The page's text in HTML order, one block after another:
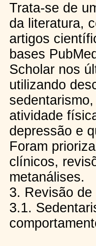
Trata-se de
da literatura,
artigos
bases
Scholar nos
utilizando
atividade
depressão e
Foram
clínicos,
metanálises.
3. Revisão
3.1.